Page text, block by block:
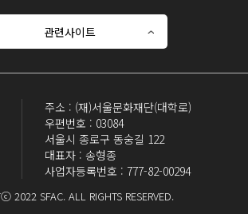
관련사이트
주소 : (재)서울문화재단(대학로)
우편번호 : 03084
서울시 종로구 동숭길 122
대표자 : 송형종
사업자등록번호 : 777-82-00294
2022 SFAC. ALL RIGHTS RESERVED.